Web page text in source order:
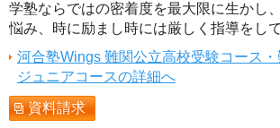
学塾ならではの密着度を最大限に生かし
悩み、時に励まし時には厳しく指導をし
河合塾Wings 難関公立高校受験コース
ジュニアコースの詳細へ
資料請求